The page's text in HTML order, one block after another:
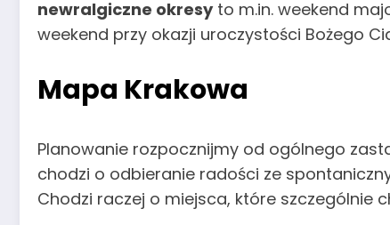
newralgiczne okresyto m.in. weekend
weekend przy okazji uroczystości Bożego
Mapa Krakowa
Planowanie rozpocznijmy od ogólnego
chodzi o odbieranie radości ze
Chodzi raczej o miejsca, które szczególnie